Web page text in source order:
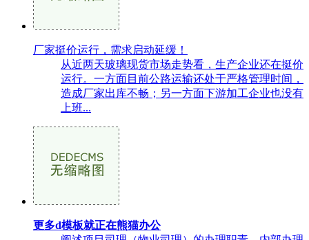
厂家挺价运行，需求启动延缓！
从近两天玻璃现货市场走势看，生产企业还在挺价
运行。一方面目前公路运输还处于严格管理时间，
造成厂家出库不畅；另一方面下游加工企业也没有
上班...
更多d模板就正在熊猫办公